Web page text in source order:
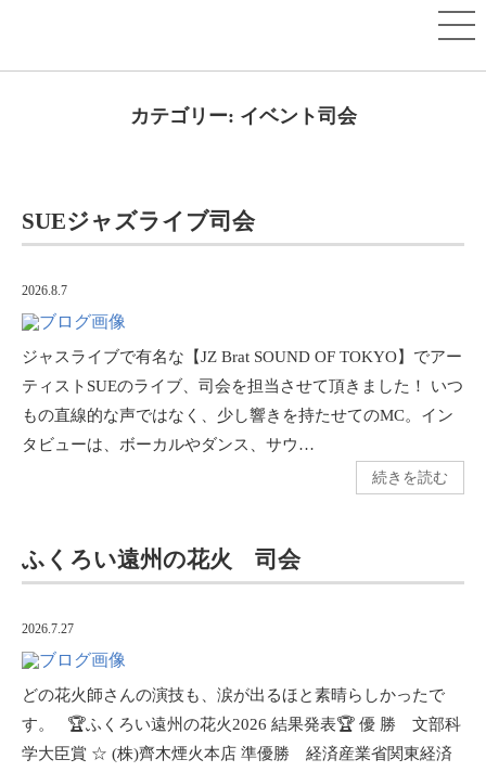
カテゴリー: イベント司会
SUEジャズライブ司会
2026.8.7
ジャスライブで有名な【JZ Brat SOUND OF TOKYO】でアー
ティストSUEのライブ、司会を担当させて頂きました！ いつ
もの直線的な声ではなく、少し響きを持たせてのMC。イン
タビューは、ボーカルやダンス、サウ…
続きを読む
ふくろい遠州の花火 司会
2026.7.27
どの花火師さんの演技も、涙が出るほと素晴らしかったで
す。 🏆ふくろい遠州の花火2026 結果発表🏆 優 勝 文部科
学大臣賞 ☆ (株)齊木煙火本店 準優勝 経済産業省関東経済